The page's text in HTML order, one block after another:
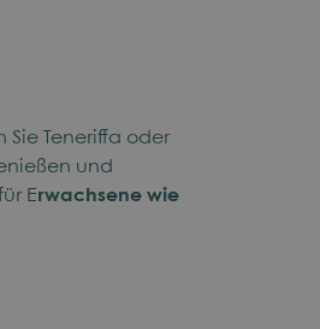
Sie Teneriffa oder
und
Erwachsene wie